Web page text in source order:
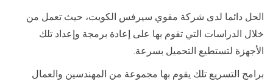
الحل دائما لدى شركة مقوي سيرفس الكويت، حيث تعمل من
خلال الدراسات التي تقوم بها على إعادة برمجة وإعداد تلك
الأجهزة لتستطيع التحميل بسرعة.
برامج التسريع تلك يقوم بها مجموعة من المهندسين والعمال